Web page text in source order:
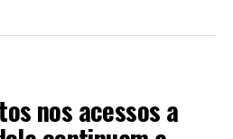
nos acessos a